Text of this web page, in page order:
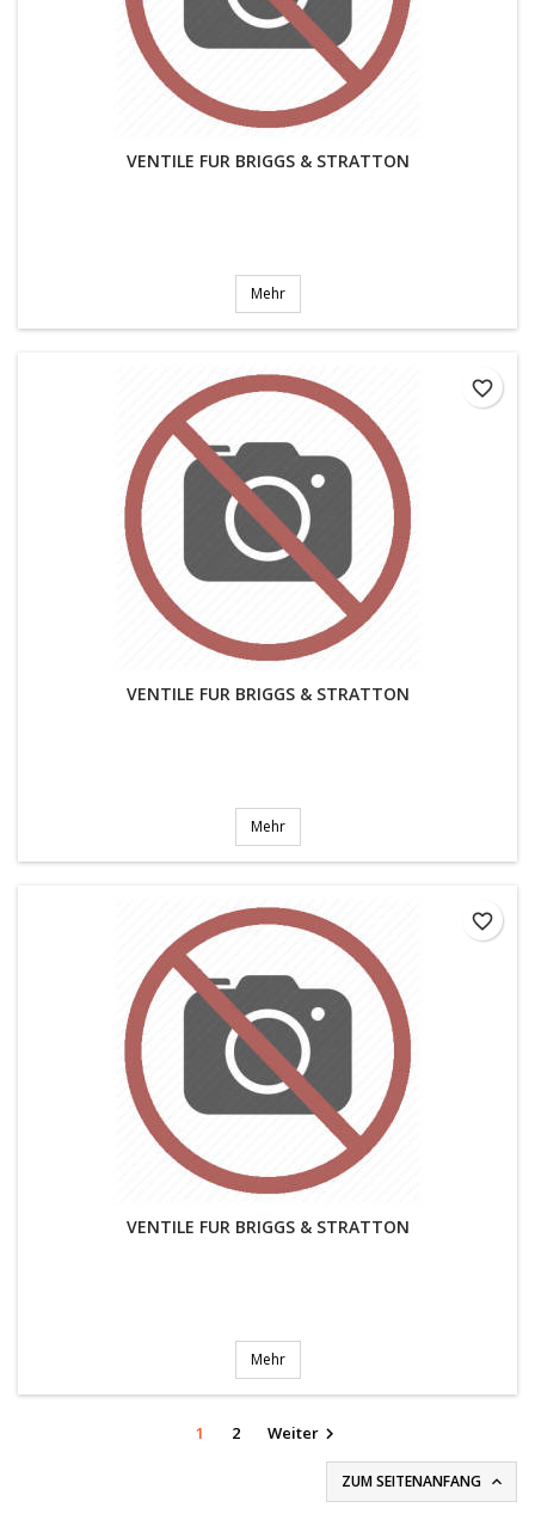
VENTILE FUR BRIGGS & STRATTON
Mehr
VENTILE FUR BRIGGS & STRATTON
Mehr
favorite_border
VENTILE FUR BRIGGS & STRATTON
Mehr
favorite_border
1 2 Weiter
ZUM SEITENANFANG 